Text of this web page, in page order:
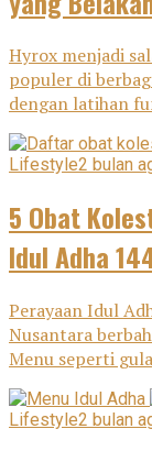
Hyrox menjadi
populer di
dengan latihan
Lifestyle2 bulan
5 Obat
Idul Adha
Perayaan Idul
Nusantara
Menu seperti
Lifestyle2 bulan